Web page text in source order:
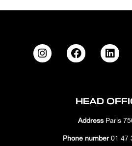
HEAD
AddressParis
Phone number01 47